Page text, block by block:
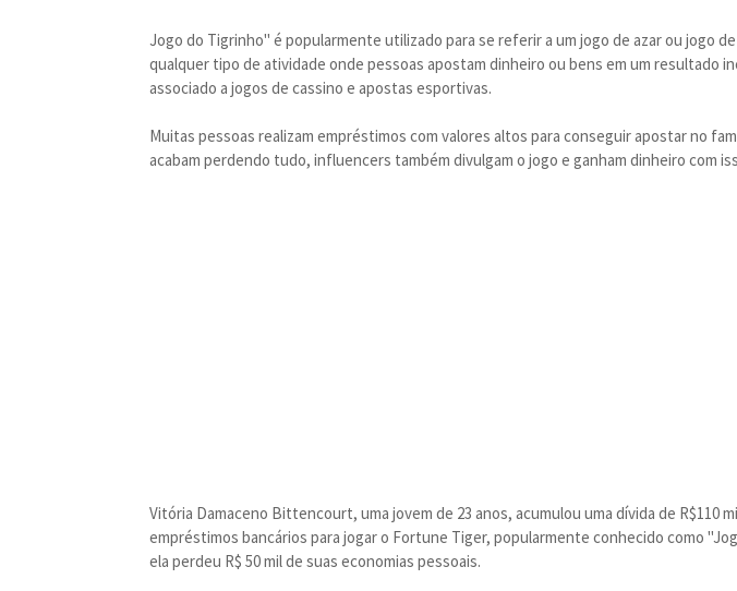
Jogo do Tigrinho" é popularmente utilizado para se referir a um jogo de azar ou jogo
qualquer tipo de atividade onde pessoas apostam dinheiro ou bens em um resultado
associado a jogos de cassino e apostas esportivas.
Muitas pessoas realizam empréstimos com valores altos para conseguir apostar no
acabam perdendo tudo, influencers também divulgam o jogo e ganham dinheiro com
Vitória Damaceno Bittencourt, uma jovem de 23 anos, acumulou uma dívida de R$110
empréstimos bancários para jogar o Fortune Tiger, popularmente conhecido como
ela perdeu R$ 50 mil de suas economias pessoais.